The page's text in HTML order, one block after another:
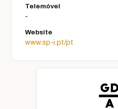
Telemóvel
-
Website
www.sp-i.pt/pt